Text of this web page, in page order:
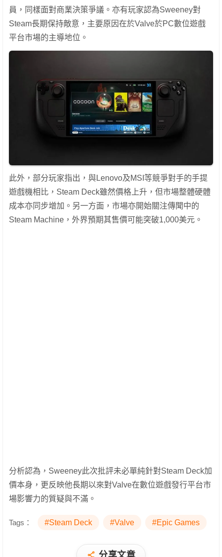
員，同樣面對商業決策爭議。亦有玩家認為Sweeney對
Steam長期保持敵意，主要原因在於Valve於PC數位遊戲
平台市場的主導地位。
此外，部分玩家指出，與Lenovo及MSI等競爭對手的手提
遊戲機相比，Steam Deck雖然價格上升，但市場整體硬體
成本亦同步增加。另一方面，市場亦開始關注傳聞中的
Steam Machine，外界預期其售價可能突破1,000美元。
分析認為，Sweeney此次批評未必單純針對Steam Deck加
價本身，更反映他長期以來對Valve在數位遊戲發行平台市
場影響力的質疑與不滿。
Tags： #Steam Deck #Valve #Epic Games